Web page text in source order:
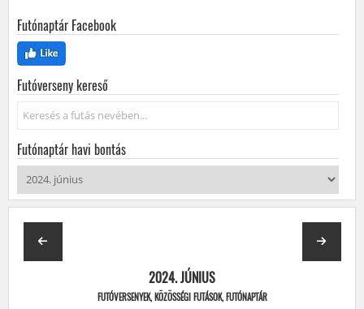
Futónaptár Facebook
Futóverseny kereső
Keresés...
Futónaptár havi bontás
2024. JÚNIUS
FUTÓVERSENYEK, KÖZÖSSÉGI FUTÁSOK, FUTÓNAPTÁR